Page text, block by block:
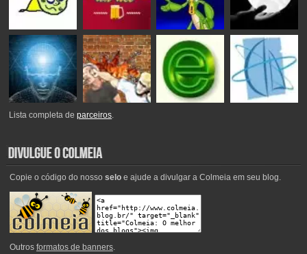
Lista completa deparceiros.
Copie o código do nosso seloe ajude a divulgar a Colmeia em seu blog.
Outros formatos de banners.